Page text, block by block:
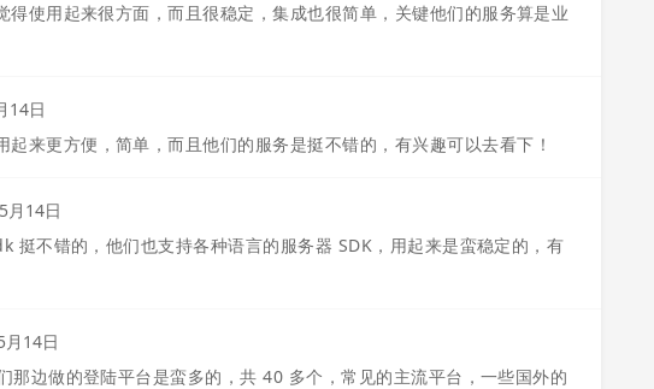
使用起来很方面，而且很稳定，集成也很简单，关键他们的服务算是业
14日
来更方便，简单，而且他们的服务是挺不错的，有兴趣可以去看下！
月14日
不错的，他们也支持各种语言的服务器 SDK，用起来是蛮稳定的，有
14日
那边做的登陆平台是蛮多的，共 40 多个，常见的主流平台，一些国外的